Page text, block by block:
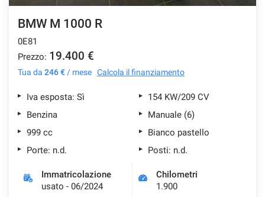
BMW M 1000 R
0E81
Prezzo: 19.400 €
Tua da 246 € / mese Calcola il finanziamento
Iva esposta: Sì
154 KW/209 CV
Benzina
Manuale (6)
999 cc
Bianco pastello
Porte: n.d.
Posti: n.d.
Immatricolazione
usato - 06/2024
Chilometri
1.900